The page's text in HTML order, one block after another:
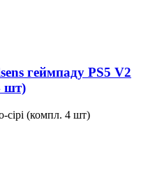
геймпаду PS5 V2
шт)
сірі (компл. 4 шт)